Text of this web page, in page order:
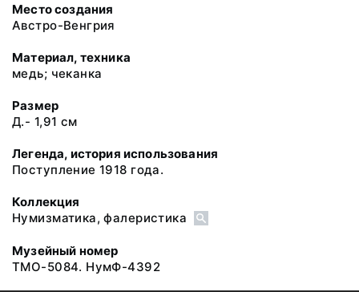
Место создания
Австро-Венгрия
Материал, техника
медь; чеканка
Размер
Д.- 1,91 см
Легенда, история использования
Поступление 1918 года.
Коллекция
Нумизматика, фалеристика
Музейный номер
ТМО-5084. НумФ-4392